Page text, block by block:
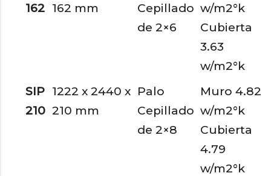
162 162 mm
Cepillado
de 2×6
w/m2°k
Cubierta
3.63
w/m2°k
SIP
210
1222 x 2440 x
210 mm
Palo
Cepillado
de 2×8
Muro 4.82
w/m2°k
Cubierta
4.79
w/m2°k